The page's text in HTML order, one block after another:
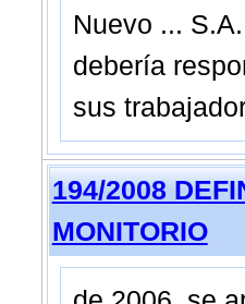
Nuevo ...
debería
sus
194/2008
MONITORIO